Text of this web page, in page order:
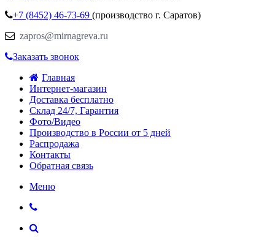
+7 (8452) 46-73-69 (производство г. Саратов)
zapros@mirnagreva.ru
Заказать звонок
Главная
Интернет-магазин
Доставка бесплатно
Склад 24/7, Гарантия
Фото/Видео
Производство в России от 5 дней
Распродажа
Контакты
Обратная связь
Меню